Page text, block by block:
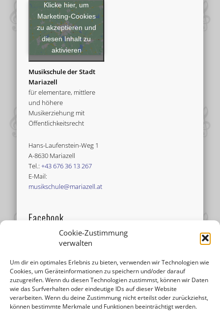
Cookie-Zustimmung
verwalten
Um dir ein optimales Erlebnis zu bieten, verwenden wir Technologien wie
Cookies, um Geräteinformationen zu speichern und/oder darauf
zuzugreifen. Wenn du diesen Technologien zustimmst, können wir Daten
wie das Surfverhalten oder eindeutige IDs auf dieser Website
verarbeiten. Wenn du deine Zustimmung nicht erteilst oder zurückziehst,
können bestimmte Merkmale und Funktionen beeinträchtigt werden.
Klicke hier, um
Marketing-Cookies
zu akzeptieren und
diesen Inhalt zu
aktivieren
Musikschule der Stadt
Mariazell
für elementare, mittlere
und höhere
Musikerziehung mit
Öffentlichkeitsrecht
Hans-Laufenstein-Weg 1
A-8630 Mariazell
Tel.:+43 676 36 13 267
E-Mail:
musikschule@mariazell.at
Facebook